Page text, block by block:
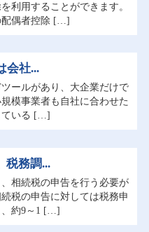
利用することができます。
配偶者控除 […]
会社...
ールがあり、大企業だけで
模事業者も自社に合わせた
ている […]
税務調...
相続税の申告を行う必要が
税の申告に対しては税務申
、約9～1 […]